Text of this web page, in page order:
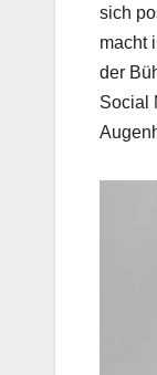
sich
macht
der
Social